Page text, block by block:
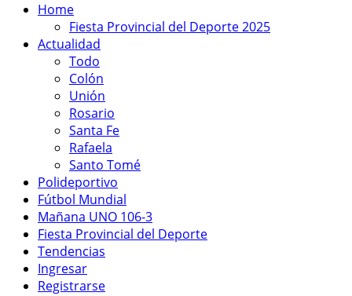
Home
Fiesta Provincial del Deporte 2025
Actualidad
Todo
Colón
Unión
Rosario
Santa Fe
Rafaela
Santo Tomé
Polideportivo
Fútbol Mundial
Mañana UNO 106-3
Fiesta Provincial del Deporte
Tendencias
Ingresar
Registrarse